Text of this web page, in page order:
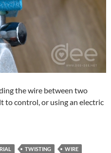
the wire between two
to control, or using an electric
TWISTING WIRE